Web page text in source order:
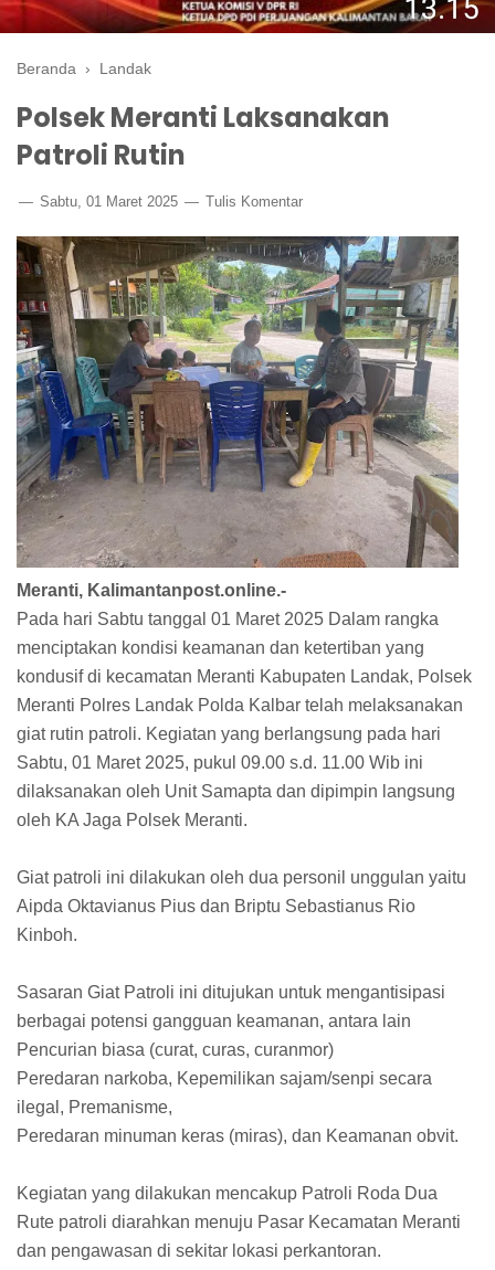
Beranda › Landak
Polsek Meranti Laksanakan
Patroli Rutin
Sabtu, 01 Maret 2025 Tulis Komentar
Meranti, Kalimantanpost.online.-
Pada hari Sabtu tanggal 01 Maret 2025 Dalam rangka
menciptakan kondisi keamanan dan ketertiban yang
kondusif di kecamatan Meranti Kabupaten Landak, Polsek
Meranti Polres Landak Polda Kalbar telah melaksanakan
giat rutin patroli. Kegiatan yang berlangsung pada hari
Sabtu, 01 Maret 2025, pukul 09.00 s.d. 11.00 Wib ini
dilaksanakan oleh Unit Samapta dan dipimpin langsung
oleh KA Jaga Polsek Meranti.
Giat patroli ini dilakukan oleh dua personil unggulan yaitu
Aipda Oktavianus Pius dan Briptu Sebastianus Rio
Kinboh.
Sasaran Giat Patroli ini ditujukan untuk mengantisipasi
berbagai potensi gangguan keamanan, antara lain
Pencurian biasa (curat, curas, curanmor)
Peredaran narkoba, Kepemilikan sajam/senpi secara
ilegal, Premanisme,
Peredaran minuman keras (miras), dan Keamanan obvit.
Kegiatan yang dilakukan mencakup Patroli Roda Dua
Rute patroli diarahkan menuju Pasar Kecamatan Meranti
dan pengawasan di sekitar lokasi perkantoran.